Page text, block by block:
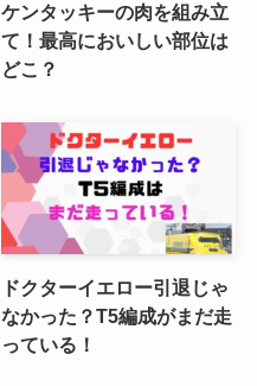
ケンタッキーの肉を組み立
て！最高においしい部位は
どこ？
ドクターイエロー引退じゃ
なかった？T5編成がまだ走
っている！